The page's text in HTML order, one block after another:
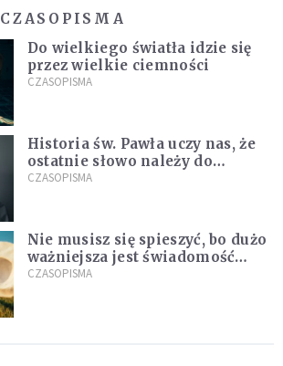
CZASOPISMA
Do wielkiego światła idzie się
przez wielkie ciemności
CZASOPISMA
Historia św. Pawła uczy nas, że
ostatnie słowo należy do
światła, a nie do ciemności
CZASOPISMA
Nie musisz się spieszyć, bo dużo
ważniejsza jest świadomość
kierunku
CZASOPISMA